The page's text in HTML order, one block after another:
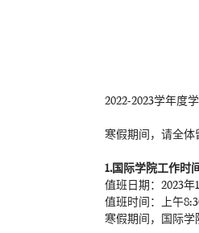
2022-2023学年度
寒假期间，请全体
1.国际学院工作时
值班日期：2023年
值班时间：上午
寒假期间，国际学